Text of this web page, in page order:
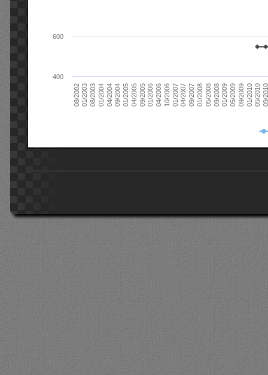
08/200201/200308/200301/200404/200409/200401/200504/200509/200501/200604/200610/200601/200704/200709/200701/200805/200809/200801/200905/200909/200901/201005/201009/
400
600